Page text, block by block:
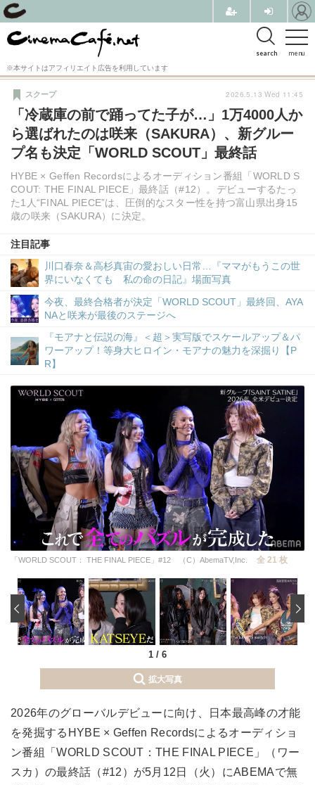
menu
search
※本サイトはアフィリエイト広告を利用しています
「冷蔵庫の前で踊ってた子が…」1万4000人か
ら選ばれたのは咲来（SAKURA）、新グルー
プ名も決定「WORLD SCOUT」最終話
HYBE × Geffen Recordsによるオーディション番組「WORLD S
COUT: THE FINAL PIECE」最終話（#12）。デビューするたっ
た1人“FINAL PIECE”は、圧倒的なスター性を持つ富山県出身15
歳の咲来（SAKURA）に決定。
スクープ
注目記事
川口春奈＆高杉真宙の愛おしい日常…『ママがもうこの世
界にいなくても 私の命の日記』場面写真
今夜、最終合格者が決定「WORLD SCOUT」最終回、AYA
NAと咲来が最後のステージへ
『モアナと伝説の海』＜超＞実写版でスケールアップ＆パ
ワーアップ！等身大ヒロイン・モアナの魅力を深掘り【P
R】
2026.5.13 Wed 11:45
「WORLD SCOUT： THE FINAL PIECE」#12 （C）AbemaTV,Inc. 全 21 枚
1 / 6
‹
拡大写真
2026年のグローバルデビューに向け、日本最高峰の才能
を発掘するHYBE × Geffen Recordsによるオーディショ
ン番組「WORLD SCOUT：THE FINAL PIECE」（ワー
スカ）の最終話（#12）が5月12日（火）にABEMAで無